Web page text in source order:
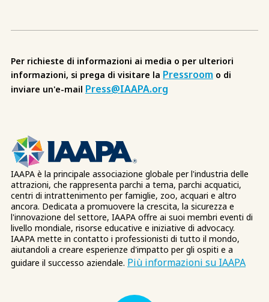
Per richieste di informazioni ai media o per ulteriori
informazioni, si prega di visitare la Pressroom o di
inviare un'e-mail Press@IAAPA.org
IAAPA è la principale associazione globale per l'industria delle
attrazioni, che rappresenta parchi a tema, parchi acquatici,
centri di intrattenimento per famiglie, zoo, acquari e altro
ancora. Dedicata a promuovere la crescita, la sicurezza e
l'innovazione del settore, IAAPA offre ai suoi membri eventi di
livello mondiale, risorse educative e iniziative di advocacy.
IAAPA mette in contatto i professionisti di tutto il mondo,
aiutandoli a creare esperienze d'impatto per gli ospiti e a
guidare il successo aziendale. Più informazioni su IAAPA